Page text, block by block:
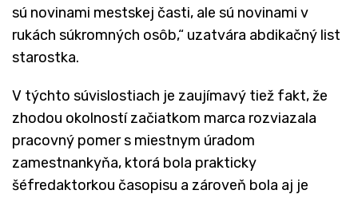
sú novinami mestskej časti, ale sú novinami v
rukách súkromných osôb,“ uzatvára abdikačný list
starostka.
V týchto súvislostiach je zaujímavý tiež fakt, že
zhodou okolností začiatkom marca rozviazala
pracovný pomer s miestnym úradom
zamestnankyňa, ktorá bola prakticky
šéfredaktorkou časopisu a zároveň bola aj je